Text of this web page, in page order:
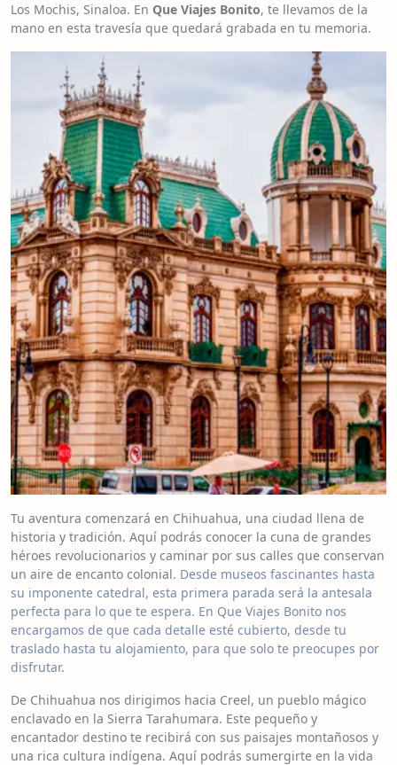
Los Mochis, Sinaloa. En Que Viajes Bonito, te llevamos de la
mano en esta travesía que quedará grabada en tu memoria.
Tu aventura comenzará en Chihuahua, una ciudad llena de
historia y tradición. Aquí podrás conocer la cuna de grandes
héroes revolucionarios y caminar por sus calles que conservan
un aire de encanto colonial. Desde museos fascinantes hasta
su imponente catedral, esta primera parada será la antesala
perfecta para lo que te espera. En Que Viajes Bonito nos
encargamos de que cada detalle esté cubierto, desde tu
traslado hasta tu alojamiento, para que solo te preocupes por
disfrutar.
De Chihuahua nos dirigimos hacia Creel, un pueblo mágico
enclavado en la Sierra Tarahumara. Este pequeño y
encantador destino te recibirá con sus paisajes montañosos y
una rica cultura indígena. Aquí podrás sumergirte en la vida